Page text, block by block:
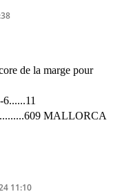
de la marge pour
MALLORCA
11:10